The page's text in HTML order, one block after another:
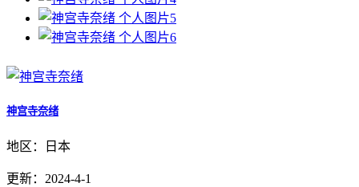
神宫寺奈绪
地区：日本
更新：2024-4-1